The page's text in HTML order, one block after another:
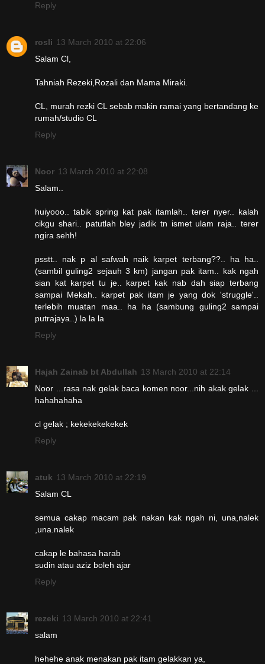
Reply
rosli 13 March 2010 at 22:06
Salam Cl,
Tahniah Rezeki,Rozali dan Mama Miraki.
CL, murah rezki CL sebab makin ramai yang bertandang ke
rumah/studio CL
Reply
Noor 13 March 2010 at 22:08
Salam..
huiyooo.. tabik spring kat pak itamlah.. terer nyer.. kalah
cikgu shari.. patutlah bley jadik tn ismet ulam raja.. terer
ngira sehh!
psstt.. nak p al safwah naik karpet terbang??.. ha ha..
(sambil guling2 sejauh 3 km) jangan pak itam.. kak ngah
sian kat karpet tu je.. karpet kak nab dah siap terbang
sampai Mekah.. karpet pak itam je yang dok 'struggle'..
terlebih muatan maa.. ha ha (sambung guling2 sampai
putrajaya..) la la la
Reply
Hajah Zainab bt Abdullah 13 March 2010 at 22:14
Noor ...rasa nak gelak baca komen noor...nih akak gelak ...
hahahahaha
cl gelak ; kekekekekekek
Reply
atuk 13 March 2010 at 22:19
Salam CL
semua cakap macam pak nakan kak ngah ni, una,nalek
,una.nalek
cakap le bahasa harab
sudin atau aziz boleh ajar
Reply
rezeki 13 March 2010 at 22:41
salam
hehehe anak menakan pak itam gelakkan ya,